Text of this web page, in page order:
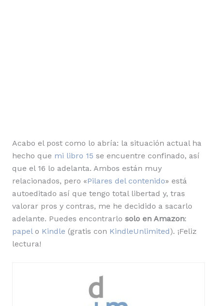
Acabo el post como lo abría: la situación actual ha
hecho que mi libro 15 se encuentre confinado, así
que el 16 lo adelanta. Ambos están muy
relacionados, pero «Pilares del contenido» está
autoeditado así que tengo total libertad y, tras
valorar pros y contras, me he decidido a sacarlo
adelante. Puedes encontrarlo solo en Amazon:
papelo Kindle (gratis con KindleUnlimited). ¡Feliz
lectura!